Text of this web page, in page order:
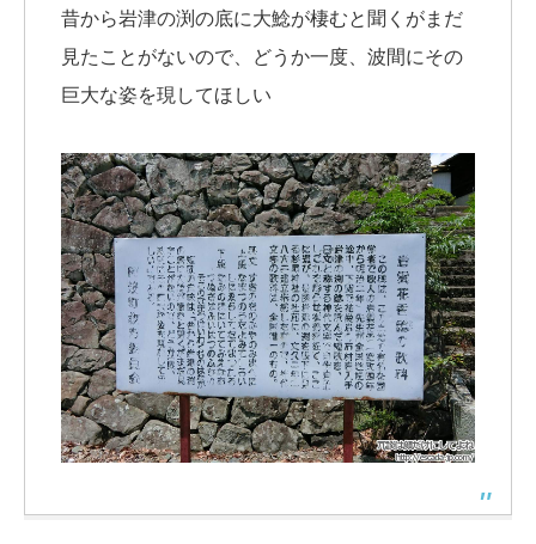
昔から岩津の渕の底に大鯰が棲むと聞くがまだ
見たことがないので、どうか一度、波間にその
巨大な姿を現してほしい